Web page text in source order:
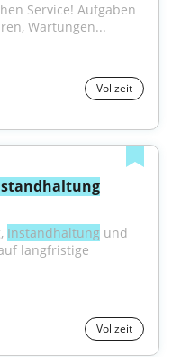
Service! Aufgaben
Wartungen...
Vollzeit
Instandhaltung und
langfristige
Vollzeit